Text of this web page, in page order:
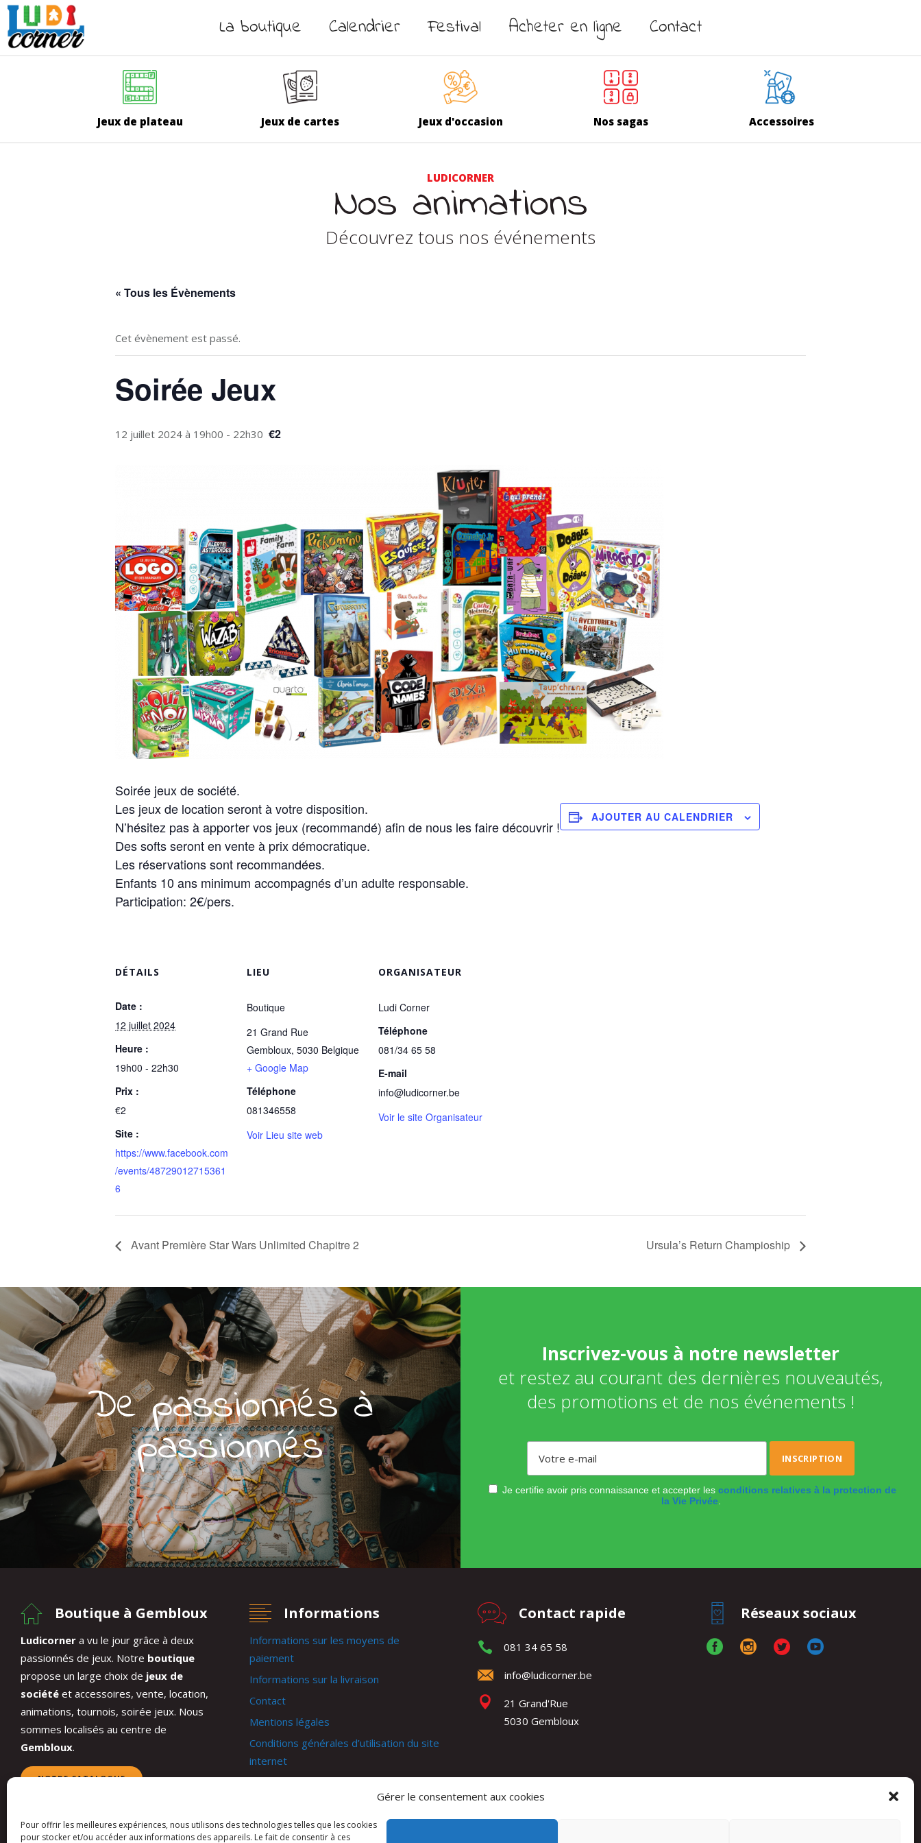
Gérer le consentement aux cookies
Pour offrir les meilleures expériences, nous utilisons des technologies telles que les cookies
pour stocker et/ou accéder aux informations des appareils. Le fait de consentir à ces
La boutique Calendrier Festival Acheter en ligne Contact
Jeux de plateau Jeux de cartes Jeux d'occasion Nos sagas Accessoires
LUDICORNER
Nos animations
Découvrez tous nos événements
« Tous les Évènements
Cet évènement est passé.
Soirée Jeux
12 juillet 2024 à 19h00 - 22h30 €2
Soirée jeux de société.
Les jeux de location seront à votre disposition.
N’hésitez pas à apporter vos jeux (recommandé) afin de nous les faire découvrir !
Des softs seront en vente à prix démocratique.
Les réservations sont recommandées.
Enfants 10 ans minimum accompagnés d’un adulte responsable.
Participation: 2€/pers.
AJOUTER AU CALENDRIER
DÉTAILS
Date :
12 juillet 2024
Heure :
19h00 - 22h30
Prix :
€2
Site :
https://www.facebook.com
/events/48729012715361
6
LIEU
Boutique
21 Grand Rue
Gembloux, 5030 Belgique
+ Google Map
Téléphone
081346558
Voir Lieu site web
ORGANISATEUR
Ludi Corner
Téléphone
081/34 65 58
E-mail
info@ludicorner.be
Voir le site Organisateur
Avant Première Star Wars Unlimited Chapitre 2 Ursula’s Return Champioship
De passionnés à
passionnés
Inscrivez-vous à notre newsletter
et restez au courant des dernières nouveautés,
des promotions et de nos événements !
Je certifie avoir pris connaissance et accepter les conditions relatives à la protection de
la Vie Privée.
Boutique à Gembloux
Ludicorner a vu le jour grâce à deux
passionnés de jeux. Notre boutique
propose un large choix de jeux de
société et accessoires, vente, location,
animations, tournois, soirée jeux. Nous
sommes localisés au centre de
Gembloux.
NOTRE CATALOGUE
Informations
Informations sur les moyens de
paiement
Informations sur la livraison
Contact
Mentions légales
Conditions générales d’utilisation du site
internet
Conditions générales de ventes
Panier
Contact rapide
081 34 65 58
info@ludicorner.be
21 Grand'Rue
5030 Gembloux
Réseaux sociaux